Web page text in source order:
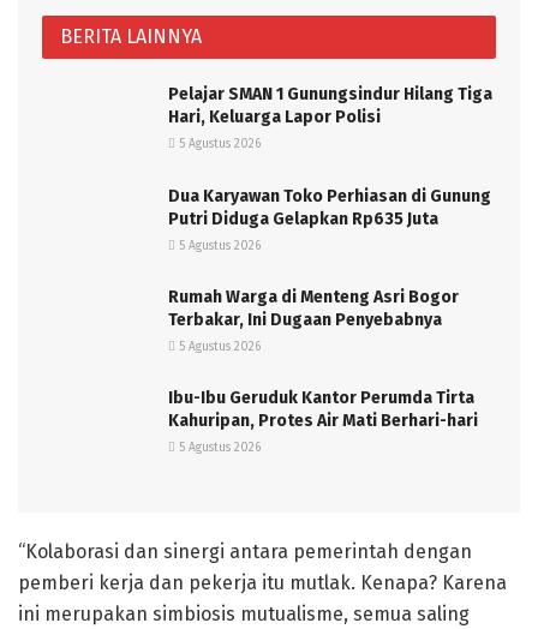
BERITA LAINNYA
Pelajar SMAN 1 Gunungsindur Hilang Tiga
Hari, Keluarga Lapor Polisi
5 Agustus 2026
Dua Karyawan Toko Perhiasan di Gunung
Putri Diduga Gelapkan Rp635 Juta
5 Agustus 2026
Rumah Warga di Menteng Asri Bogor
Terbakar, Ini Dugaan Penyebabnya
5 Agustus 2026
Ibu-Ibu Geruduk Kantor Perumda Tirta
Kahuripan, Protes Air Mati Berhari-hari
5 Agustus 2026
“Kolaborasi dan sinergi antara pemerintah dengan
pemberi kerja dan pekerja itu mutlak. Kenapa? Karena
ini merupakan simbiosis mutualisme, semua saling